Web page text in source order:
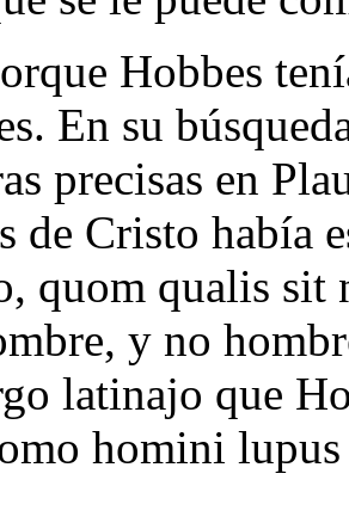
Hobbes
En su
precisas en
de Cristo había
quom qualis sit
y no
latinajo que
homini